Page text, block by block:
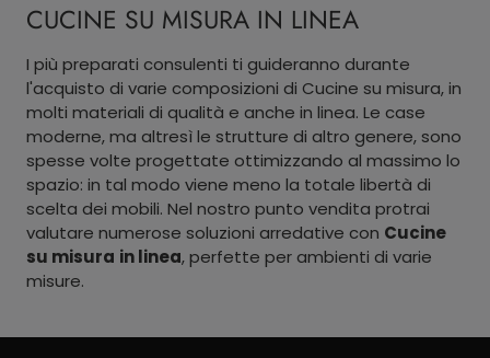
CUCINE SU MISURA IN LINEA
I più preparati consulenti ti guideranno durante
l'acquisto di varie composizioni di Cucine su misura, in
molti materiali di qualità e anche in linea. Le case
moderne, ma altresì le strutture di altro genere, sono
spesse volte progettate ottimizzando al massimo lo
spazio: in tal modo viene meno la totale libertà di
scelta dei mobili. Nel nostro punto vendita protrai
valutare numerose soluzioni arredative con Cucine
su misura in linea, perfette per ambienti di varie
misure.